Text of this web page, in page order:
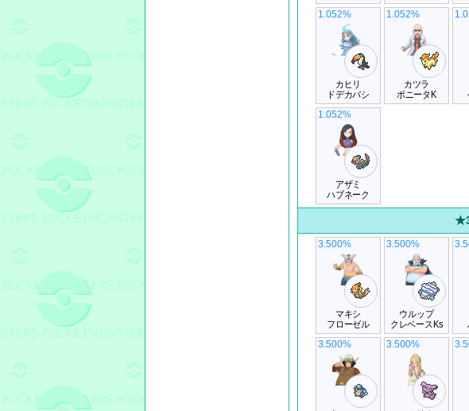
カヒリ
ドデカバシ
1.052%
カツラ
ポニータK
1.052%
アザミ
ハブネーク
1.052%
マキシ
フローゼル
3.500%
ウルップ
クレベースKs
3.500%
3.500% 3.500%